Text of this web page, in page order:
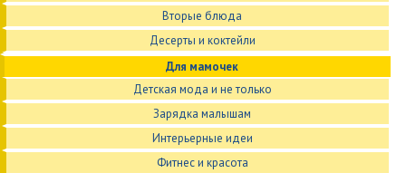
Вторые блюда
Десерты и коктейли
Для мамочек
Детская мода и не только
Зарядка малышам
Интерьерные идеи
Фитнес и красота